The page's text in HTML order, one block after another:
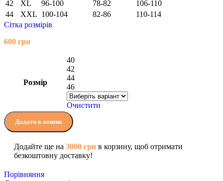
42
XL 96-100 78-82
106-110
44
XXL 100-104 82-86
110-114
Сітка розмірів
600 грн
Розмір
40
42
44
46
Очистити
Додати в кошик
Додайте ще на 3000 грн в корзину, щоб отримати
безкоштовну доставку!
Порівняння